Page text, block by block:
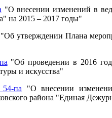
"О внесении изменений в
на 2015 – 2017 годы"
"Об утверждении Плана
"Об проведении в 2016
и искусства"
па "О внесении
района "Единая